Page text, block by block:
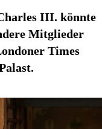
III. könnte
Mitglieder
Times